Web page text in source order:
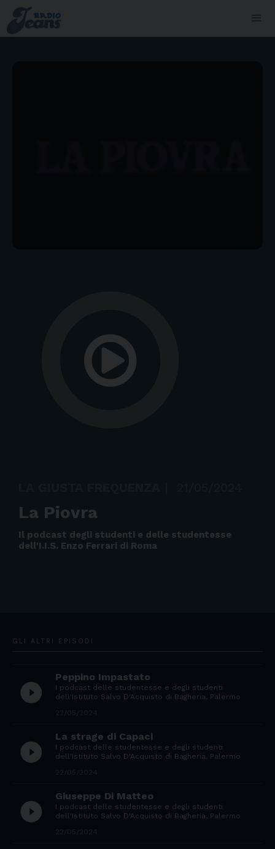
La Piovra
Il podcast degli studenti e delle studentesse
dell'I.I.S. Enzo Ferrari di Roma
GLI ALTRI EPISODI
play_circle_filled
Peppino Impastato
I podcast delle studentesse e degli studenti
dell'Istituto Salvo D'Acquisto di Bagheria, Palermo
play_circle_filled
La strage di Capaci
I podcast delle studentesse e degli studenti
dell'Istituto Salvo D'Acquisto di Bagheria, Palermo
play_circle_filled
Giuseppe Di Matteo
I podcast delle studentesse e degli studenti
dell'Istituto Salvo D'Acquisto di Bagheria, Palermo